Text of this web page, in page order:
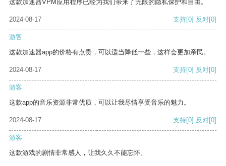
这款加速器VPM应用程序已经为我们带来了无限的隐私保护和自由。
2024-08-17 支持[0] 反对[0]
游客
这款加速器app的价格有点贵，可以适当降低一些，这样会更加亲民。
2024-08-17 支持[0] 反对[0]
游客
这款app的音乐资源非常优质，可以让我尽情享受音乐的魅力。
2024-08-17 支持[0] 反对[0]
游客
这款游戏的剧情非常感人，让我久久不能忘怀。